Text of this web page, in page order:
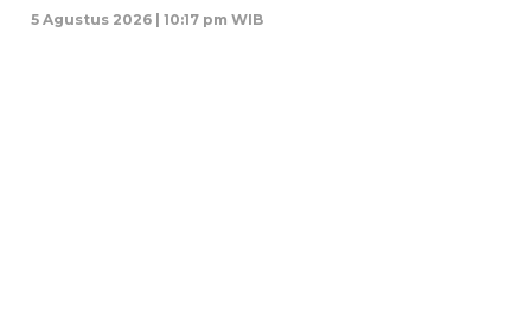
5 Agustus 2026 | 10:17 pm WIB